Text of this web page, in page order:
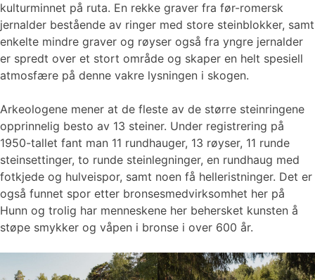
kulturminnet på ruta. En rekke graver fra før-romersk
jernalder bestående av ringer med store steinblokker, samt
enkelte mindre graver og røyser også fra yngre jernalder
er spredt over et stort område og skaper en helt spesiell
atmosfære på denne vakre lysningen i skogen.
Arkeologene mener at de fleste av de større steinringene
opprinnelig besto av 13 steiner. Under registrering på
1950-tallet fant man 11 rundhauger, 13 røyser, 11 runde
steinsettinger, to runde steinlegninger, en rundhaug med
fotkjede og hulveispor, samt noen få helleristninger. Det er
også funnet spor etter bronsesmedvirksomhet her på
Hunn og trolig har menneskene her behersket kunsten å
støpe smykker og våpen i bronse i over 600 år.